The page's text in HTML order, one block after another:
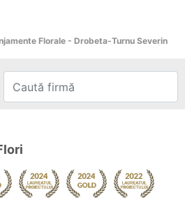
Florale - Drobeta-Turnu Severin